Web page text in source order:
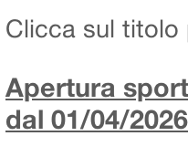
Clicca sul titolo
Apertura
dal 01/04/2026